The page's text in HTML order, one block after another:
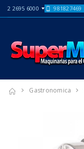
2 2695 6000 981827469
Gastronomica